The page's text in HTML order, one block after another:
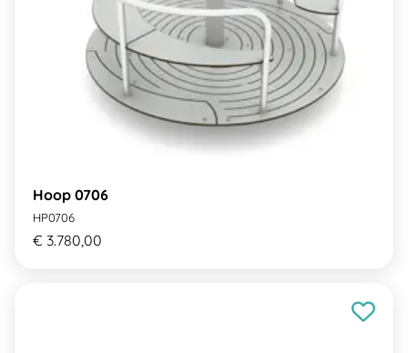
Hoop 0706
HP0706
€ 3.780,00